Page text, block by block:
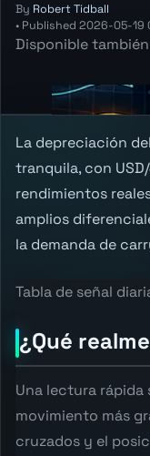
By Robert Tidball
• Published 2026-05-19
Disponible
La depreciación
tranquila, con
rendimientos
amplios
la demanda de
Tabla de señal
¿Qué
Una lectura rápida
movimiento más
cruzados y el